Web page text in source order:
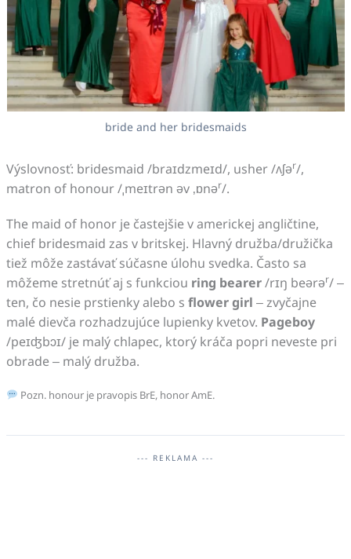
bride and her bridesmaids
Výslovnosť: bridesmaid /braɪdzmeɪd/, usher /ʌʃər/,
matron of honour /ˌmeɪtrən əv ‚ɒnər/.
The maid of honor je častejšie v americkej angličtine,
chief bridesmaid zas v britskej. Hlavný družba/družička
tiež môže zastávať súčasne úlohu svedka. Často sa
môžeme stretnúť aj s funkciou ring bearer/rɪŋ beərər/ –
ten, čo nesie prstienky alebo sflower girl – zvyčajne
malé dievča rozhadzujúce lupienky kvetov. Pageboy
/peɪʤbɔɪ/ je malý chlapec, ktorý kráča popri neveste pri
obrade – malý družba.
Pozn. honour je pravopis BrE, honor AmE.
--- REKLAMA ---